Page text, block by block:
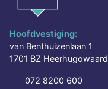
Hoofdvestiging:
van Benthuizenlaan 1
1701 BZ Heerhugowaard
072 8200 600